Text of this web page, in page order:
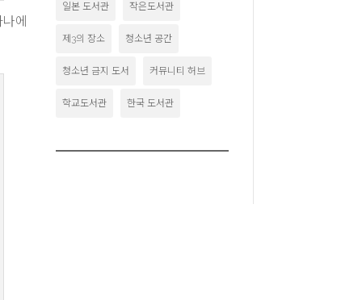
에
일본 도서관 작은도서관
제3의 장소 청소년 공간
청소년 금지 도서 커뮤니티 허브
학교도서관 한국 도서관